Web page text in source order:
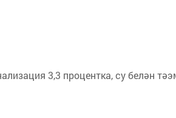
3,3 процентка, су белән